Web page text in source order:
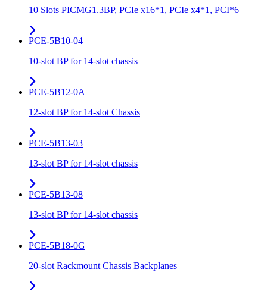
10 Slots PICMG1.3BP, PCIe x16*1, PCIe x4*1, PCI*6
PCE-5B10-04
10-slot BP for 14-slot chassis
PCE-5B12-0A
12-slot BP for 14-slot Chassis
PCE-5B13-03
13-slot BP for 14-slot chassis
PCE-5B13-08
13-slot BP for 14-slot chassis
PCE-5B18-0G
20-slot Rackmount Chassis Backplanes